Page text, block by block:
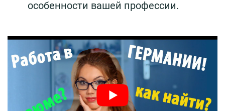
особенности вашей профессии.